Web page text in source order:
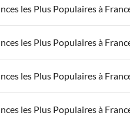
Côte d'Azur
à France
à Côte atlantique
Côte d'Azur
les Plus Populaires à
à France
à Côte atlantique
Côte d'Azur
les Plus Populaires à
à France
à Côte atlantique
les Plus Populaires à
à Franceles Plus Populaires à